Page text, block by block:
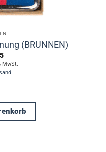
(BRUNNEN)
MwSt.